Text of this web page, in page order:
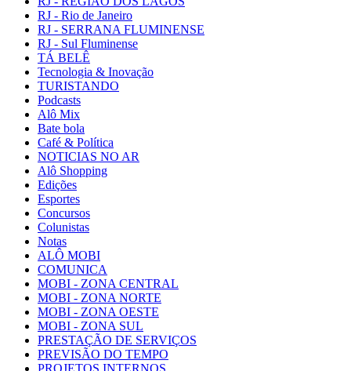
RJ - Rio de Janeiro
RJ - SERRANA FLUMINENSE
RJ - Sul Fluminense
TÁ BELÊ
Tecnologia & Inovação
TURISTANDO
Podcasts
Alô Mix
Bate bola
Café & Política
NOTICIAS NO AR
Alô Shopping
Edições
Esportes
Concursos
Colunistas
Notas
ALÔ MOBI
COMUNICA
MOBI - ZONA CENTRAL
MOBI - ZONA NORTE
MOBI - ZONA OESTE
MOBI - ZONA SUL
PRESTAÇÃO DE SERVIÇOS
PREVISÃO DO TEMPO